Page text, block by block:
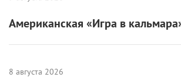
Чемпионат «АртМастерс» объявил